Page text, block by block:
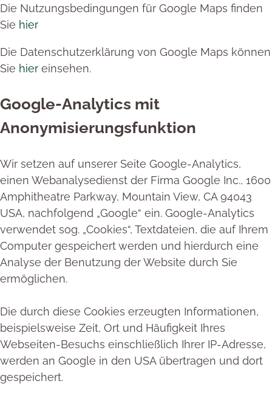
Die Nutzungsbedingungen für Google Maps finden
Sie hier
Die Datenschutzerklärung von Google Maps können
Sie hier einsehen.
Google-Analytics mit
Anonymisierungsfunktion
Wir setzen auf unserer Seite Google-Analytics,
einen Webanalysedienst der Firma Google Inc., 1600
Amphitheatre Parkway, Mountain View, CA 94043
USA, nachfolgend „Google“ ein. Google-Analytics
verwendet sog. „Cookies“, Textdateien, die auf Ihrem
Computer gespeichert werden und hierdurch eine
Analyse der Benutzung der Website durch Sie
ermöglichen.
Die durch diese Cookies erzeugten Informationen,
beispielsweise Zeit, Ort und Häufigkeit Ihres
Webseiten-Besuchs einschließlich Ihrer IP-Adresse,
werden an Google in den USA übertragen und dort
gespeichert.